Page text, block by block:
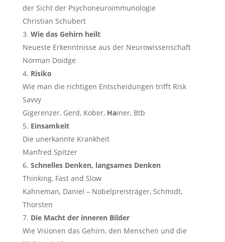
der Sicht der Psychoneuroimmunologie
Christian Schubert
Wie das Gehirn heilt
Neueste Erkenntnisse aus der Neurowissenschaft
Norman Doidge
Risiko
Wie man die richtigen Entscheidungen trifft Risk
Savvy
Gigerenzer, Gerd, Kober, Hainer, Btb
Einsamkeit
Die unerkannte Krankheit
Manfred Spitzer
Schnelles Denken, langsames Denken
Thinking, Fast and Slow
Kahneman, Daniel – Nobelpreisträger, Schmidt,
Thorsten
Die Macht der inneren Bilder
Wie Visionen das Gehirn, den Menschen und die